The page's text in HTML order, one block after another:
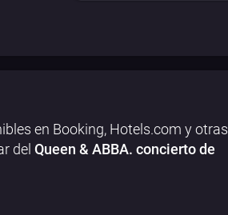
en Booking, Hotels.com y otras
del Queen & ABBA. concierto de